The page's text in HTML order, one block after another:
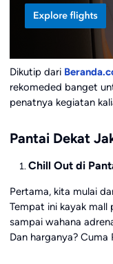
Dikutip dari
rekomeded banget
penatnya kegiatan
Pantai Dekat
Chill Out di
Pertama, kita mulai
Tempat ini kayak mall
sampai wahana
Dan harganya?